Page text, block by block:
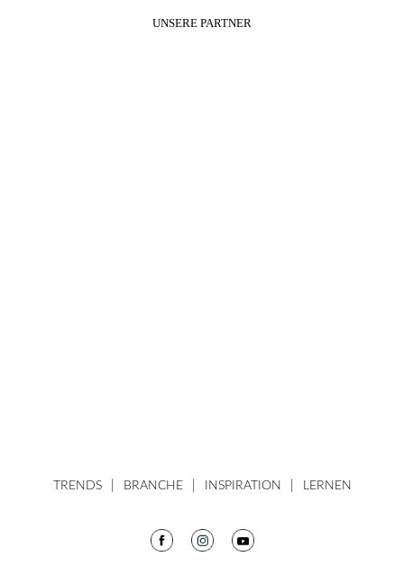
UNSERE PARTNER
TRENDS BRANCHE INSPIRATION LERNEN